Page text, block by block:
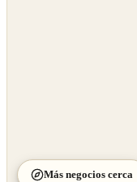
Más negocios cerca